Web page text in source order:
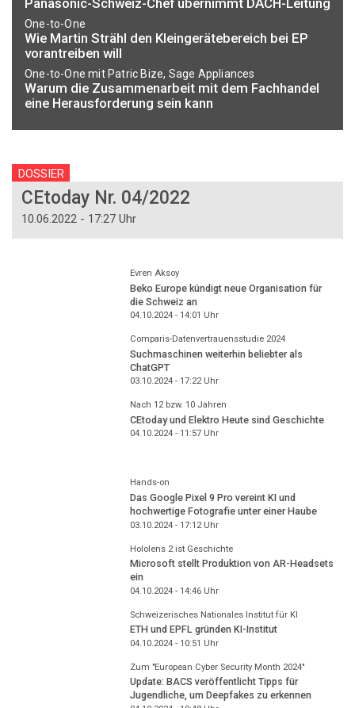
One-to-One
Wie Martin Strähl den Kleingerätebereich bei EP
vorantreiben will
One-to-One mit Patric Bize, Sage Appliances
Warum die Zusammenarbeit mit dem Fachhandel
eine Herausforderung sein kann
DOSSIER
CEtoday Nr. 04/2022
10.06.2022 - 17:27 Uhr
Evren Aksoy
Beko Europe kündigt neue Organisation für
die Schweiz an
04.10.2024 - 14:01 Uhr
Comparis-Datenvertrauensstudie 2024
Suchmaschinen weiterhin beliebter als
ChatGPT
03.10.2024 - 17:22Uhr
Nach 12 bzw. 10 Jahren
CEtoday und Elektro Heute sind Geschichte
04.10.2024 - 11:57Uhr
Hands-on
Das Google Pixel 9 Pro vereint KI und
hochwertige Fotografie unter einer Haube
03.10.2024 - 17:12Uhr
Hololens 2 ist Geschichte
Microsoft stellt Produktion von AR-Headsets
ein
04.10.2024 - 14:46Uhr
Schweizerisches Nationales Institut für KI
ETH und EPFL gründen KI-Institut
04.10.2024 - 10:51 Uhr
Zum "European Cyber Security Month 2024"
Update: BACS veröffentlicht Tipps für
Jugendliche, um Deepfakes zu erkennen